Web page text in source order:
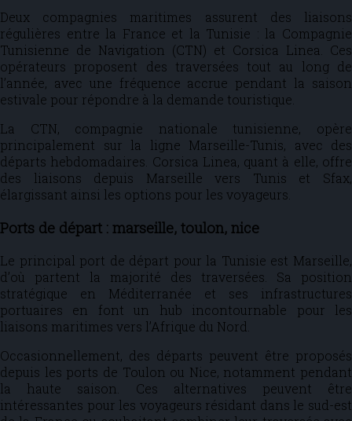
Deux compagnies maritimes assurent des liaisons
régulières entre la France et la Tunisie : la Compagnie
Tunisienne de Navigation (CTN) et Corsica Linea. Ces
opérateurs proposent des traversées tout au long de
l’année, avec une fréquence accrue pendant la saison
estivale pour répondre à la demande touristique.
La CTN, compagnie nationale tunisienne, opère
principalement sur la ligne Marseille-Tunis, avec des
départs hebdomadaires. Corsica Linea, quant à elle, offre
des liaisons depuis Marseille vers Tunis et Sfax,
élargissant ainsi les options pour les voyageurs.
Ports de départ : marseille, toulon, nice
Le principal port de départ pour la Tunisie est Marseille,
d’où partent la majorité des traversées. Sa position
stratégique en Méditerranée et ses infrastructures
portuaires en font un hub incontournable pour les
liaisons maritimes vers l’Afrique du Nord.
Occasionnellement, des départs peuvent être proposés
depuis les ports de Toulon ou Nice, notamment pendant
la haute saison. Ces alternatives peuvent être
intéressantes pour les voyageurs résidant dans le sud-est